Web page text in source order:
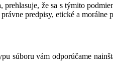
že sa s týmito
predpisy, etické a morálne
súboru vám odporúčame